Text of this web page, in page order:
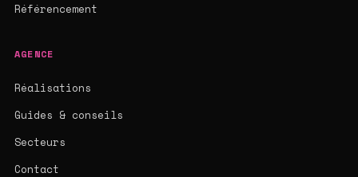
Référencement
AGENCE
Réalisations
Guides & conseils
Secteurs
Contact